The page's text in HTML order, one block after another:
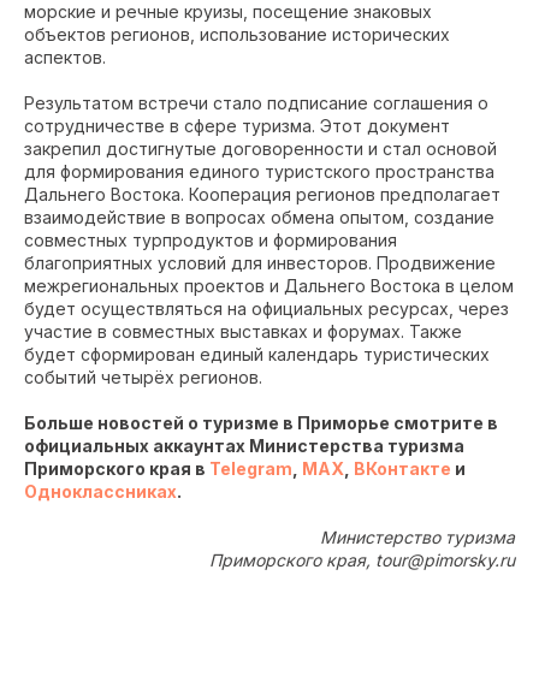
морские и речные круизы, посещение знаковых
объектов регионов, использование исторических
аспектов.
Результатом встречи стало подписание соглашения о
сотрудничестве в сфере туризма. Этот документ
закрепил достигнутые договоренности и стал основой
для формирования единого туристского пространства
Дальнего Востока. Кооперация регионов предполагает
взаимодействие в вопросах обмена опытом, создание
совместных турпродуктов и формирования
благоприятных условий для инвесторов. Продвижение
межрегиональных проектов и Дальнего Востока в целом
будет осуществляться на официальных ресурсах, через
участие в совместных выставках и форумах. Также
будет сформирован единый календарь туристических
событий четырёх регионов.
Больше новостей о туризме в Приморье смотрите в
официальных аккаунтах Министерства туризма
Приморского края в Telegram MAX ВКонтакте и
Одноклассниках.
Министерство туризма
Приморского края, tour@pimorsky.ru